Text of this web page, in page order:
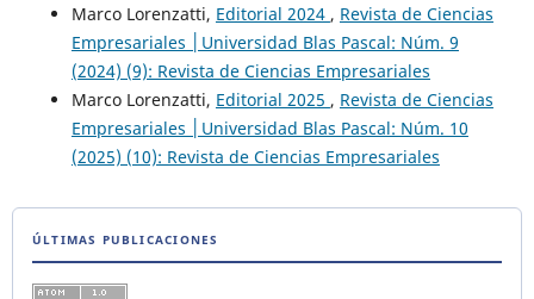
Marco Lorenzatti, Editorial 2024 , Revista de Ciencias
Empresariales │Universidad Blas Pascal: Núm. 9
(2024) (9): Revista de Ciencias Empresariales
Marco Lorenzatti, Editorial 2025 , Revista de Ciencias
Empresariales │Universidad Blas Pascal: Núm. 10
(2025) (10): Revista de Ciencias Empresariales
ÚLTIMAS PUBLICACIONES